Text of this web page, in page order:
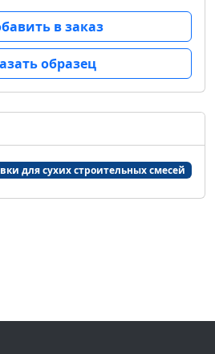
в заказ
образец
для сухих строительных смесей